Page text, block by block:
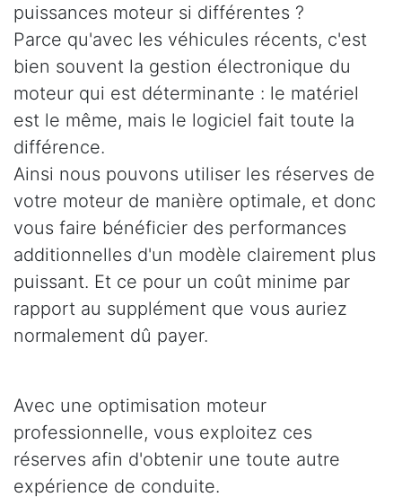
puissances moteur si différentes ?
Parce qu'avec les véhicules récents, c'est
bien souvent la gestion électronique du
moteur qui est déterminante : le matériel
est le même, mais le logiciel fait toute la
différence.
Ainsi nous pouvons utiliser les réserves de
votre moteur de manière optimale, et donc
vous faire bénéficier des performances
additionnelles d'un modèle clairement plus
puissant. Et ce pour un coût minime par
rapport au supplément que vous auriez
normalement dû payer.
Avec une optimisation moteur
professionnelle, vous exploitez ces
réserves afin d'obtenir une toute autre
expérience de conduite.